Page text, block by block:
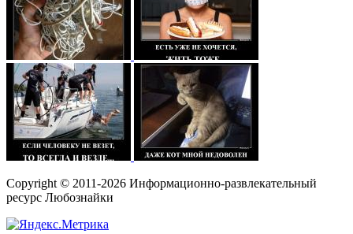
Copyright © 2011-2026 Информационно-развлекательный
ресурс Любознайки